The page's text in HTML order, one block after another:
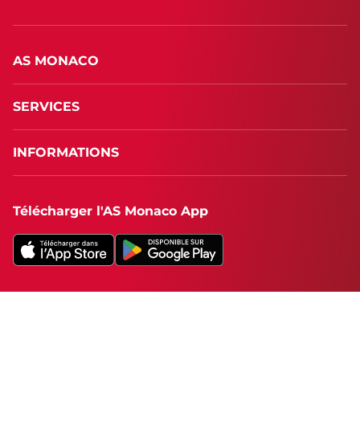
AS MONACO
SERVICES
INFORMATIONS
Télécharger l'AS Monaco App